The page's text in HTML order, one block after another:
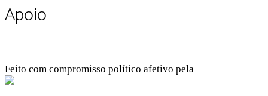
Apoio
Feito com compromisso político afetivo pela